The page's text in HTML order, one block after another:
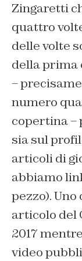
Zingaretti
quattro
delle volte
della prima
–
numero
copertina –
sia sul
articoli di
abbiamo
pezzo).
articolo del
2017
video